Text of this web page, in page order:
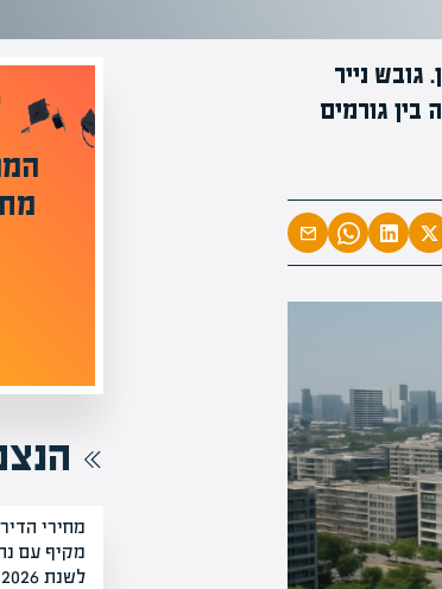
גובש נייר
בין גורמים
המרצים המובילים
מחכים לכם באפיק
הקריירה החדשה שלך מעבר לפינה!
מחירי
מקיף עם
לשנת 2026